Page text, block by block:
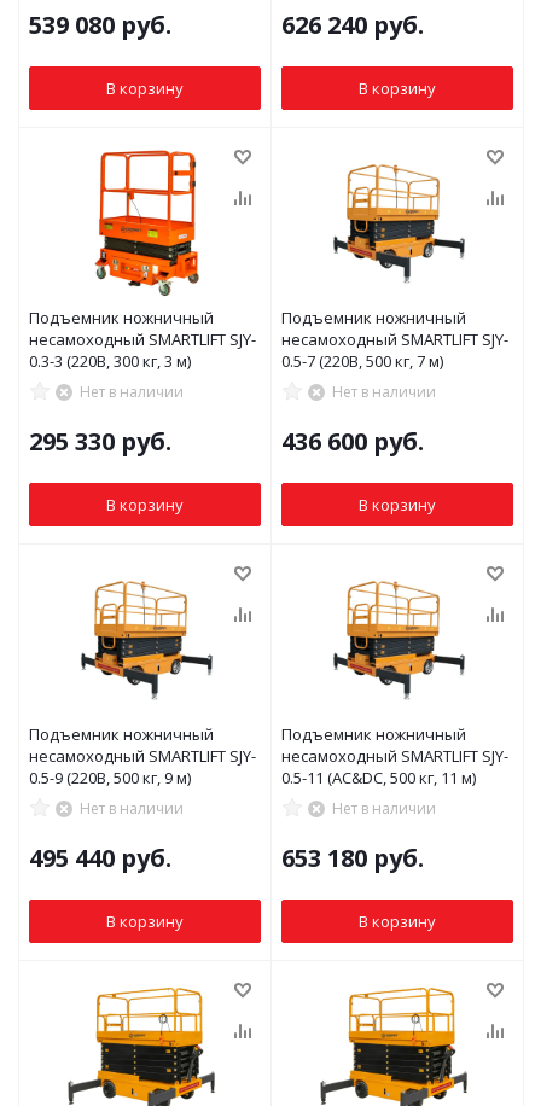
539 080 руб.
В корзину
626 240 руб.
В корзину
Подъемник ножничный
несамоходный SMARTLIFT SJY-
0.3-3 (220В, 300 кг, 3 м)
Нет в наличии
295 330 руб.
В корзину
Подъемник ножничный
несамоходный SMARTLIFT SJY-
0.5-7 (220В, 500 кг, 7 м)
Нет в наличии
436 600 руб.
В корзину
Подъемник ножничный
несамоходный SMARTLIFT SJY-
0.5-9 (220В, 500 кг, 9 м)
Нет в наличии
495 440 руб.
В корзину
Подъемник ножничный
несамоходный SMARTLIFT SJY-
0.5-11 (AC&DC, 500 кг, 11 м)
Нет в наличии
653 180 руб.
В корзину